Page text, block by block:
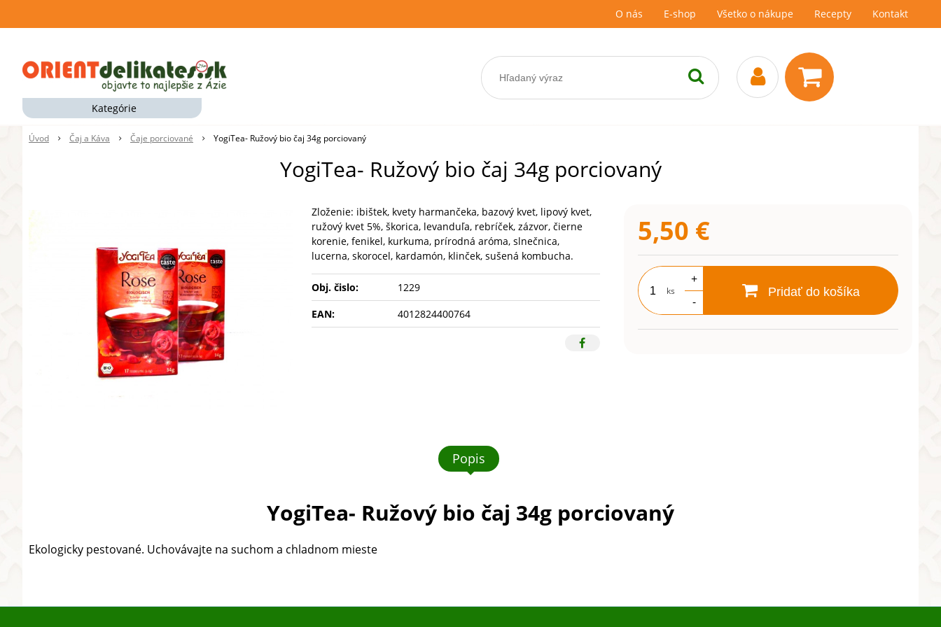
O nás E-shop Všetko o nákupe Recepty Kontakt
Úvod Čaj a Káva Čaje porciované YogiTea- Ružový bio čaj 34g porciovaný
YogiTea- Ružový bio čaj 34g porciovaný
5,50 €
ks
+
-
Pridať do košíka
Zloženie: ibištek, kvety harmančeka, bazový kvet, lipový kvet,
ružový kvet 5%, škorica, levanduľa, rebríček, zázvor, čierne
korenie, fenikel, kurkuma, prírodná aróma, slnečnica,
lucerna, skorocel, kardamón, klinček, sušená kombucha.
Obj. čislo:
1229
EAN:
4012824400764
Popis
YogiTea- Ružový bio čaj 34g porciovaný
Ekologicky pestované. Uchovávajte na suchom a chladnom mieste
Kategórie